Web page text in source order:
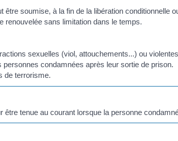
être soumise, à la fin de la libération conditionnelle
renouvelée sans limitation dans le temps.
sexuelles (viol, attouchements...) ou
condamnées après leur sortie de prison.
de terrorisme.
être tenue au courant lorsque la personne